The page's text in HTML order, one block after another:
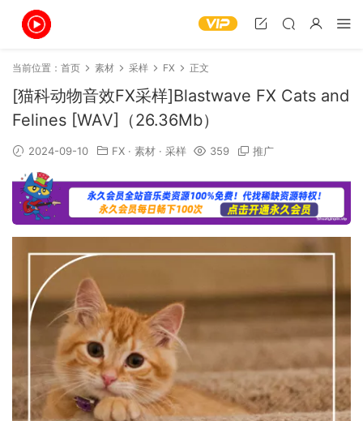
当前位置： 首页 素材 采样 FX 正文
[猫科动物音效FX采样]Blastwave FX Cats and
Felines [WAV]（26.36Mb）
2024-09-10 FX · 素材 · 采样 359 推广